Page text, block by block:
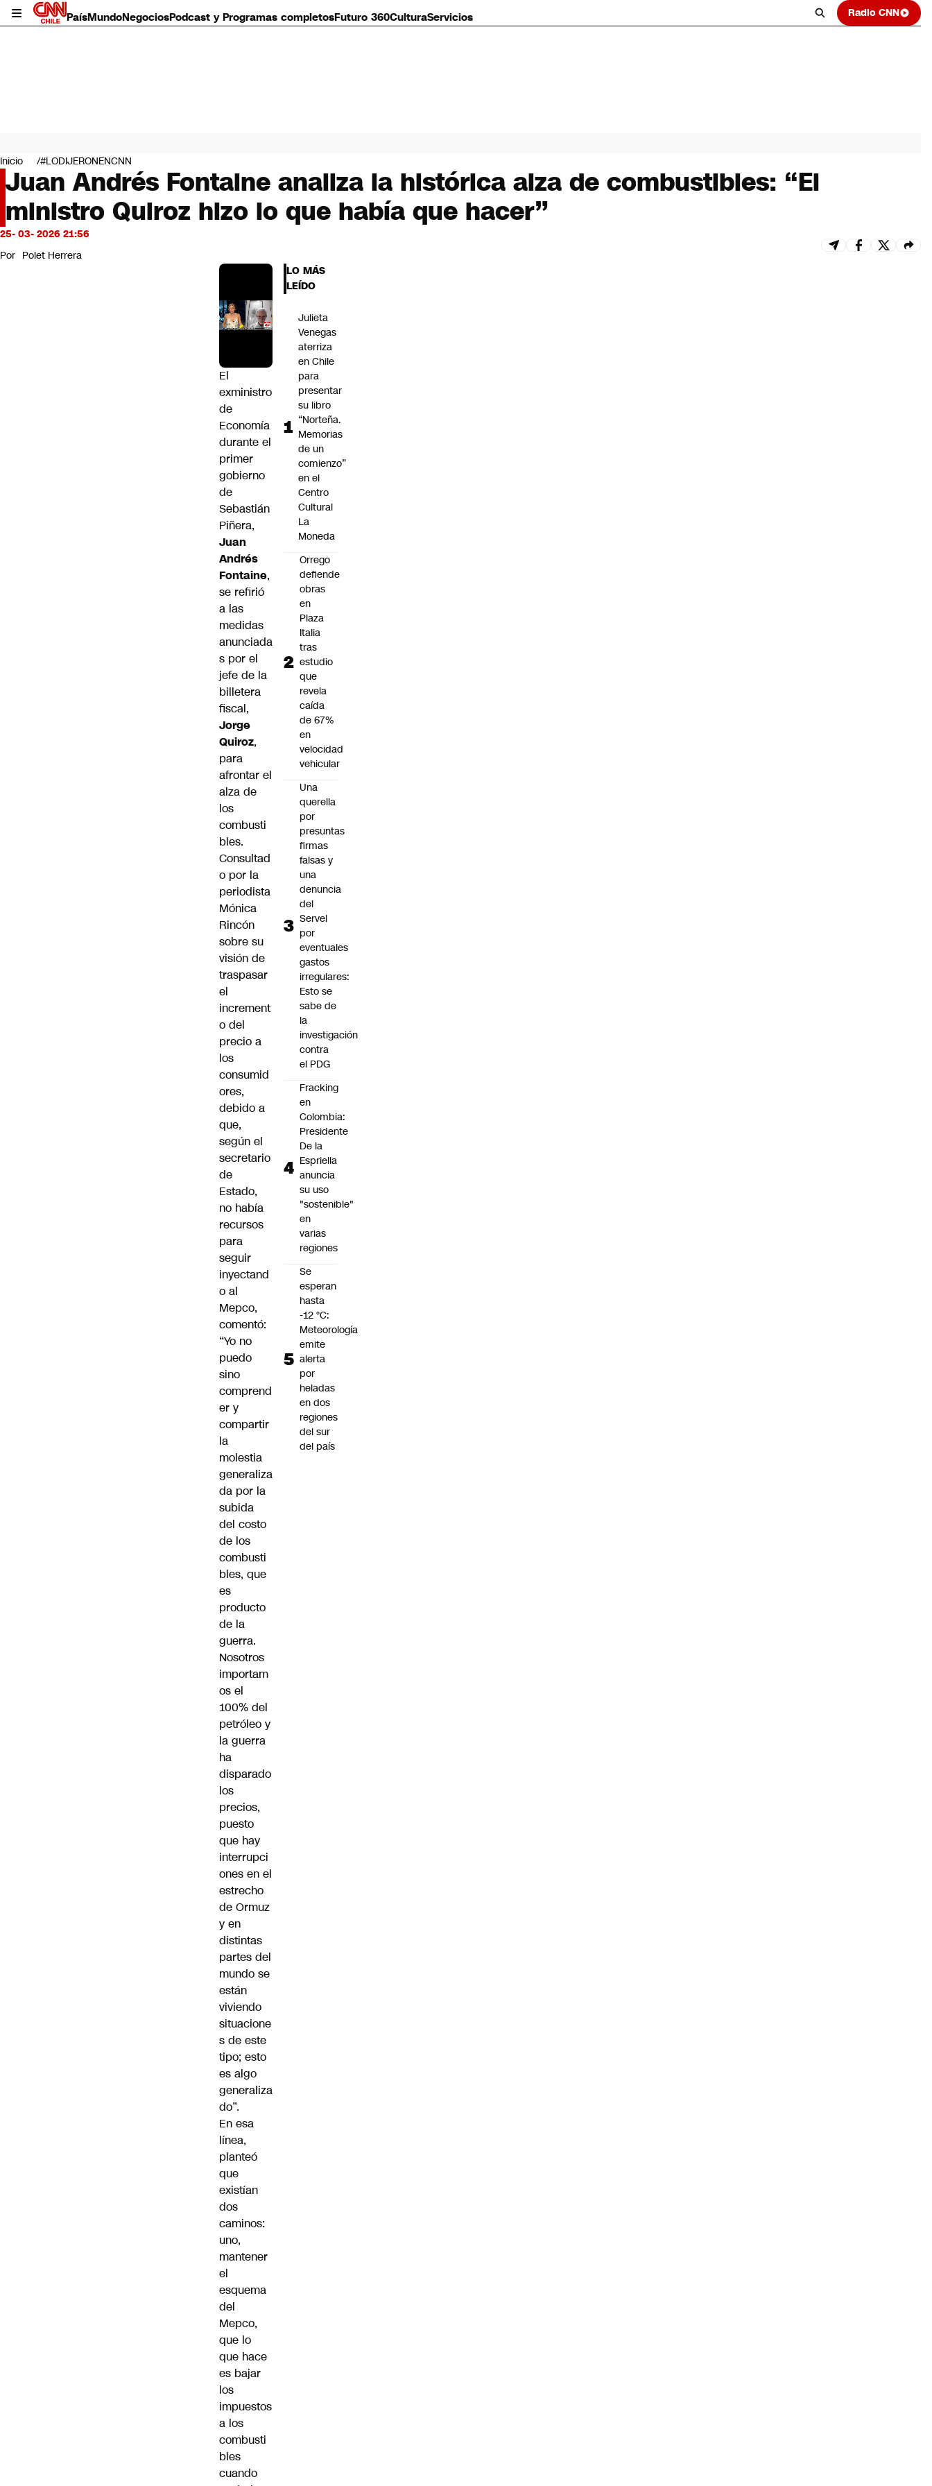
PaísMundoNegociosPodcast y Programas completosFuturo 360CulturaServicios Radio CNN
Mundo
Negocios
Deportes
Programas completos
Cultura
Servicios
Bits
CNN Data
Inicio #LODIJERONENCNN
Juan Andrés Fontaine analiza la histórica alza de combustibles: “El
ministro Quiroz hizo lo que había que hacer”
25- 03- 2026 21:56
Por Polet Herrera
El
exministro
de
Economía
durante el
primer
gobierno
de
Sebastián
Piñera,
Juan
Andrés
Fontaine,
se refirió
a las
medidas
anunciada
s por el
jefe de la
billetera
fiscal,
Jorge
Quiroz,
para
afrontar el
alza de
los
combusti
bles.
Consultad
o por la
periodista
Mónica
Rincón
sobre su
visión de
traspasar
el
increment
o del
precio a
los
consumid
ores,
debido a
que,
según el
secretario
de
Estado,
no había
recursos
para
seguir
inyectand
o al
Mepco,
comentó:
“Yo no
puedo
sino
comprend
er y
compartir
la
molestia
generaliza
da por la
subida
del costo
de los
combusti
bles, que
es
producto
de la
guerra.
Nosotros
importam
os el
100% del
petróleo y
la guerra
ha
disparado
los
precios,
puesto
que hay
interrupci
ones en el
estrecho
de Ormuz
y en
distintas
partes del
mundo se
están
viviendo
situacione
s de este
tipo; esto
es algo
generaliza
do”.
En esa
línea,
planteó
que
existían
dos
caminos:
uno,
mantener
el
esquema
del
Mepco,
que lo
que hace
es bajar
los
impuestos
a los
combusti
bles
cuando
LO MÁS
LEÍDO
Julieta
Venegas
aterriza
en Chile
para
presentar
su libro
“Norteña.
Memorias
de un
comienzo”
en el
Centro
Cultural
La
Moneda
Orrego
defiende
obras
en
Plaza
Italia
tras
estudio
que
revela
caída
de 67%
en
velocidad
vehicular
Una
querella
por
presuntas
firmas
falsas y
una
denuncia
del
Servel
por
eventuales
gastos
irregulares:
Esto se
sabe de
la
investigación
contra
el PDG
Fracking
en
Colombia:
Presidente
De la
Espriella
anuncia
su uso
"sostenible"
en
varias
regiones
Se
esperan
hasta
-12 °C:
Meteorología
emite
alerta
por
heladas
en dos
regiones
del sur
del país